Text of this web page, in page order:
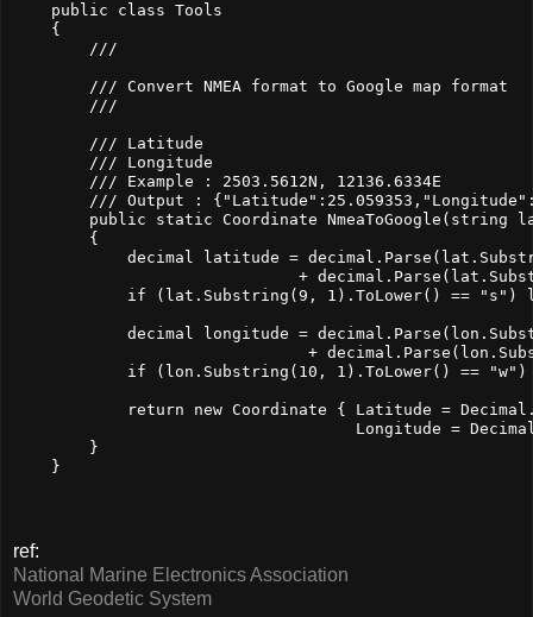
    public class Tools
    {
        ///
        /// Convert NMEA format to Google map format
        ///
        ///
Latitude
        ///
Longitude
        /// Example : 2503.5612N, 12136.6334E
/// Output :
public static Coordinate NmeaToGoogle(string
        {
decimal latitude =
+
if (lat.Substring(9, 1).ToLower() == "s")
decimal longitude =
+
if (lon.Substring(10, 1).ToLower() ==
return new Coordinate { Latitude =
Longitude =
        }
ref:
National Marine Electronics Association
World Geodetic System